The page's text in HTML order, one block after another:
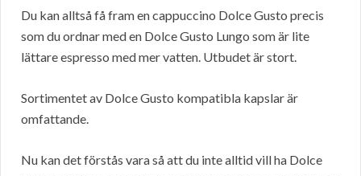
Du kan alltså få fram en cappuccino Dolce Gusto precis
som du ordnar med en Dolce Gusto Lungo som är lite
lättare espresso med mer vatten. Utbudet är stort.
Sortimentet av Dolce Gusto kompatibla kapslar är
omfattande.
Nu kan det förstås vara så att du inte alltid vill ha Dolce